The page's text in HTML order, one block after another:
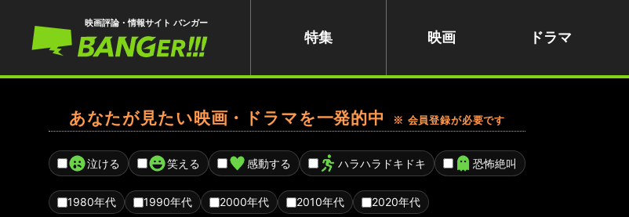
映画評論・情報サイト バンガー
特集 映画 ドラマ
あなたが見たい映画・ドラマを一発的中 ※ 会員登録が必要です
泣ける 笑える 感動する ハラハラドキドキ 恐怖絶叫
1980年代 1990年代 2000年代 2010年代 2020年代